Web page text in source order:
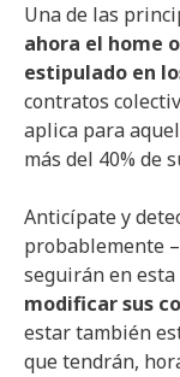
Una de las
ahora el home
estipulado en
contratos
aplica para
más del 40% de
Anticípate y
probablemente
seguirán en esta
modificar sus
estar también
que tendrán,